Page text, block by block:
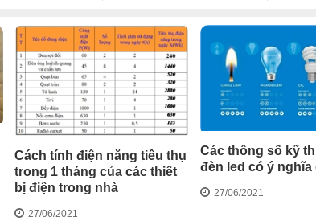
Cách tính điện năng tiêu thụ
trong 1 tháng của các thiết
bị điện trong nhà
27/06/2021
Các thông số kỹ
đèn led có ý nghĩa
27/06/2021